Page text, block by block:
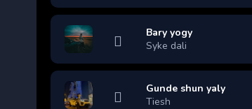
Bary yogy
Syke dali
Gunde shun yaly
Tiesh